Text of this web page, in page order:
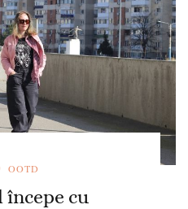
OOTD
cu